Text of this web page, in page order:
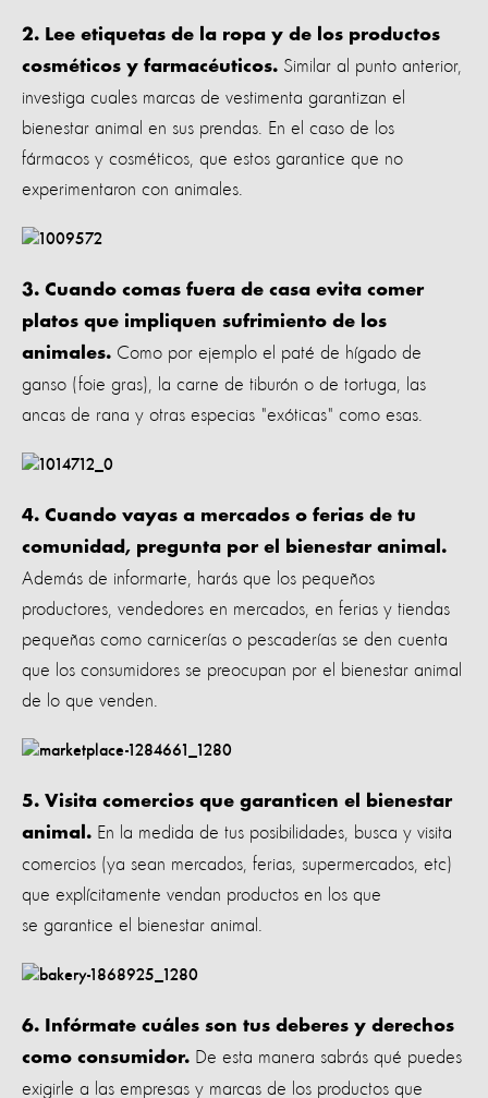
2. Lee etiquetas de la ropa y de los productos
cosméticos y farmacéuticos. Similar al punto anterior,
investiga cuales marcas de vestimenta garantizan el
bienestar animal en sus prendas. En el caso de los
fármacos y cosméticos, que estos garantice que no
experimentaron con animales.
3. Cuando comas fuera de casa evita comer
platos que impliquen sufrimiento de los
animales. Como por ejemplo el paté de hígado de
ganso (foie gras), la carne de tiburón o de tortuga, las
ancas de rana y otras especias "exóticas" como esas.
4. Cuando vayas a mercados o ferias de tu
comunidad, pregunta por el bienestar animal.
Además de informarte, harás que los pequeños
productores, vendedores en mercados, en ferias y tiendas
pequeñas como carnicerías o pescaderías se den cuenta
que los consumidores se preocupan por el bienestar animal
de lo que venden.
5. Visita comercios que garanticen el bienestar
animal. En la medida de tus posibilidades, busca y visita
comercios (ya sean mercados, ferias, supermercados, etc)
que explícitamente vendan productos en los que
se garantice el bienestar animal.
6. Infórmate cuáles son tus deberes y derechos
como consumidor. De esta manera sabrás qué puedes
exigirle a las empresas y marcas de los productos que